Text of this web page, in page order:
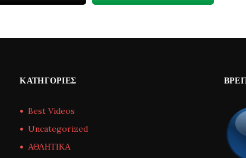
ΚΑΤΗΓΟΡΊΕΣ
Best Videos
Uncategorized
ΑΘΛΗΤΙΚΑ